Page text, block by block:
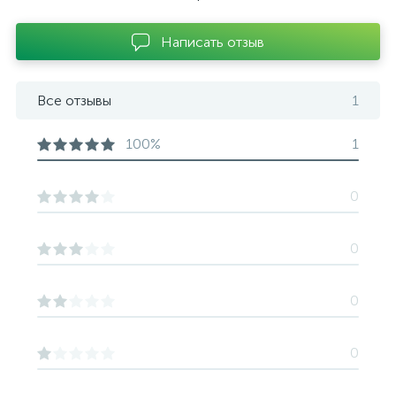
Написать отзыв
Все отзывы 1
100% 1
0
0
0
0